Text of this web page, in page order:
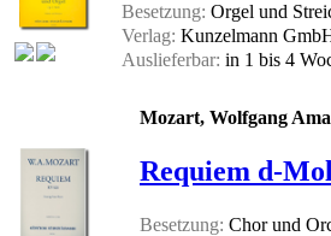
Besetzung: Orgel und
Verlag: Kunzelmann
Auslieferbar: in 1 bis 4
Mozart, Wolfgang
Requiem d-
Besetzung: Chor und